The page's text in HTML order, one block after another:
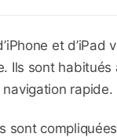
et d’iPad
Ils sont habitués
rapide.
sont